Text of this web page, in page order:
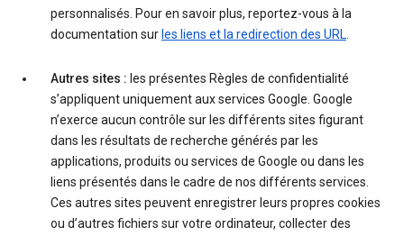
personnalisés. Pour en savoir plus, reportez-vous à la
documentation sur les liens et la redirection des URL
Autres sites : les présentes Règles de confidentialité
s’appliquent uniquement aux services Google. Google
n’exerce aucun contrôle sur les différents sites figurant
dans les résultats de recherche générés par les
applications, produits ou services de Google ou dans les
liens présentés dans le cadre de nos différents services.
Ces autres sites peuvent enregistrer leurs propres cookies
ou d’autres fichiers sur votre ordinateur, collecter des